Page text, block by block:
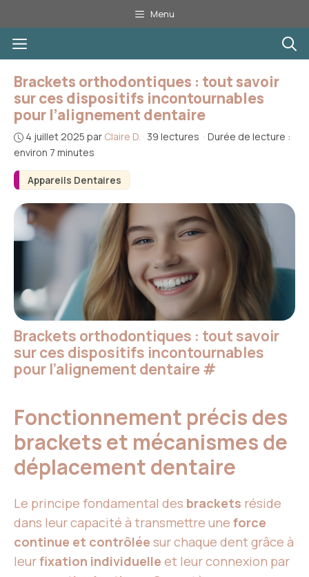
au
contenu
Menu
Menu
Appareils Dentaires
Brackets orthodontiques : tout savoir
sur ces dispositifs incontournables
pour l’alignement dentaire
4 juillet 2025 par Claire D. · 39 lectures · Durée de lecture :
environ 7 minutes
Brackets orthodontiques : tout savoir
sur ces dispositifs incontournables
pour l’alignement dentaire#
Fonctionnement précis des
brackets et mécanismes de
déplacement dentaire
Le principe fondamental des brackets réside
dans leur capacité à transmettre une force
continue et contrôlée sur chaque dent grâce à
leurfixation individuelle et leur connexion par